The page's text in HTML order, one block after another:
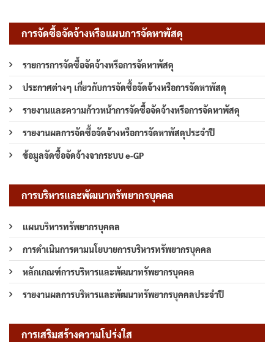
การจัดซื้อจัดจ้างหรือแผนการจัดหาพัสดุ
รายการการจัดซื้อจัดจ้างหรือการจัดหาพัสดุ
ประกาศต่างๆ เกี่ยวกับการจัดซื้อจัดจ้างหรือการจัดหาพัสดุ
รายงานและความก้าวหน้าการจัดซื้อจัดจ้างหรือการจัดหาพัสดุ
รายงานผลการจัดซื้อจัดจ้างหรือการจัดหาพัสดุประจำปี
ข้อมูลจัดซื้อจัดจ้างจากระบบ e-GP
การบริหารและพัฒนาทรัพยากรบุคคล
แผนบริหารทรัพยากรบุคคล
การดำเนินการตามนโยบายการบริหารทรัพยากรบุคคล
หลักเกณฑ์การบริหารและพัฒนาทรัพยากรบุคคล
รายงานผลการบริหารและพัฒนาทรัพยากรบุคคลประจำปี
การเสริมสร้างความโปร่งใส